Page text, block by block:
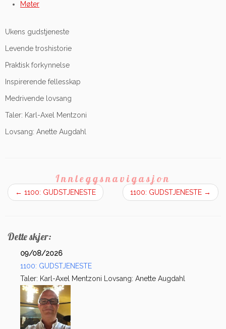
Møter
Ukens gudstjeneste
Levende troshistorie
Praktisk forkynnelse
Inspirerende fellesskap
Medrivende lovsang
Taler: Karl-Axel Mentzoni
Lovsang: Anette Augdahl
Innleggsnavigasjon
← 1100: GUDSTJENESTE 1100: GUDSTJENESTE →
Dette skjer:
09/08/2026
1100: GUDSTJENESTE
Taler: Karl-Axel Mentzoni Lovsang: Anette Augdahl